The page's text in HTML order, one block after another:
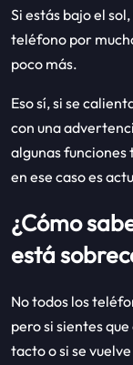
Si estás bajo el
teléfono por
poco más.
Eso sí, si se
con una
algunas
en ese caso es
¿Cómo
está
No todos los
pero si sientes
tacto o si se